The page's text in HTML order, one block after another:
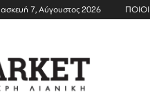
7, Αύγουστος 2026